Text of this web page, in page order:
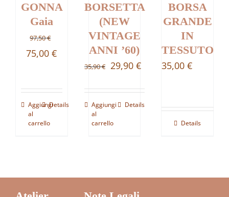
GONNA
Gaia
97,50€
Il
originale
era:
97,50 €.
75,00€Il
prezzo
attuale
è:
Aggiungi
al
carrello
Details
BORSETTA
(NEW
VINTAGE
ANNI ’60)
35,90€
Il
29,90 €Il
Aggiungi
al
carrello
Details
BORSA
GRANDE
IN
TESSUTO
35,00 €
Details